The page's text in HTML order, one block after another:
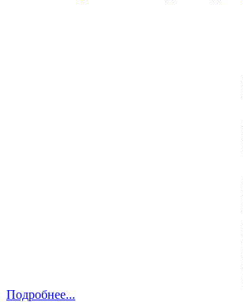
Подробнее...